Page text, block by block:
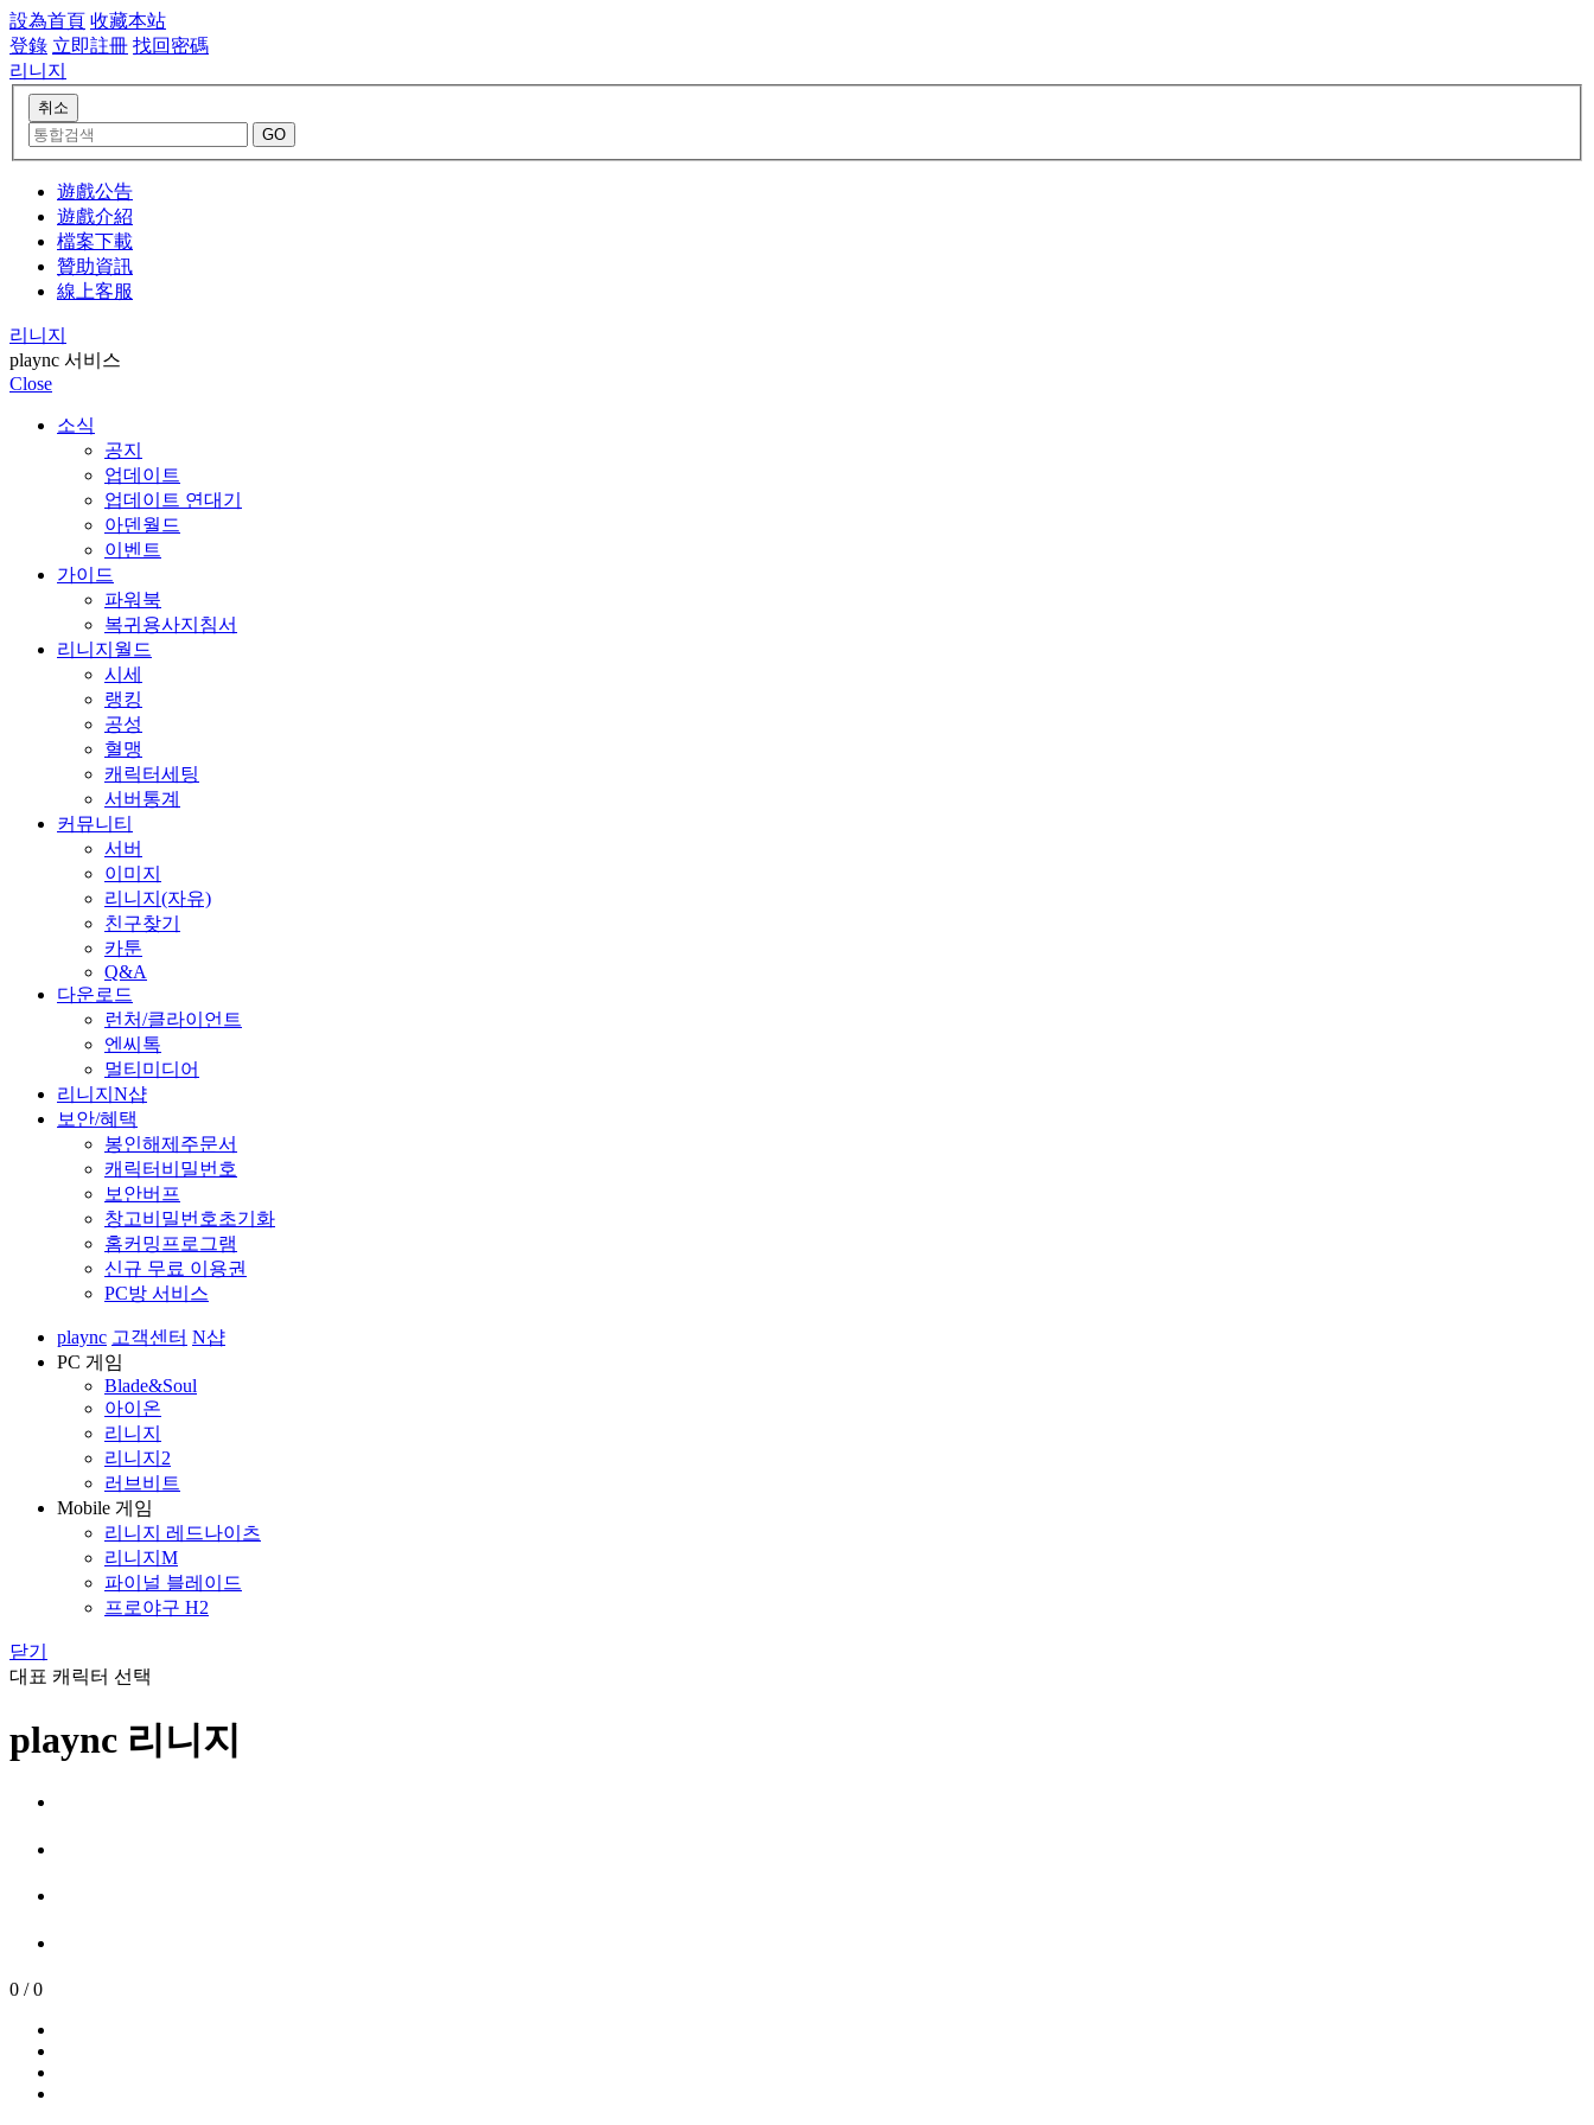
設為首頁 收藏本站
登錄 立即註冊 找回密碼
리니지
遊戲公告
遊戲介紹
檔案下載
贊助資訊
線上客服
리니지
plaync 서비스
Close
소식
공지
업데이트
업데이트 연대기
아덴월드
이벤트
가이드
파워북
복귀용사지침서
리니지월드
시세
랭킹
공성
혈맹
캐릭터세팅
서버통계
커뮤니티
서버
이미지
리니지(자유)
친구찾기
카툰
Q&A
다운로드
런처/클라이언트
엔씨톡
멀티미디어
리니지N샵
보안/혜택
봉인해제주문서
캐릭터비밀번호
보안버프
창고비밀번호초기화
홈커밍프로그램
신규 무료 이용권
PC방 서비스
plaync 고객센터 N샵
PC 게임
Blade&Soul
아이온
리니지
리니지2
러브비트
Mobile 게임
리니지 레드나이츠
리니지M
파이널 블레이드
프로야구 H2
닫기
대표 캐릭터 선택
plaync 리니지
0 / 0